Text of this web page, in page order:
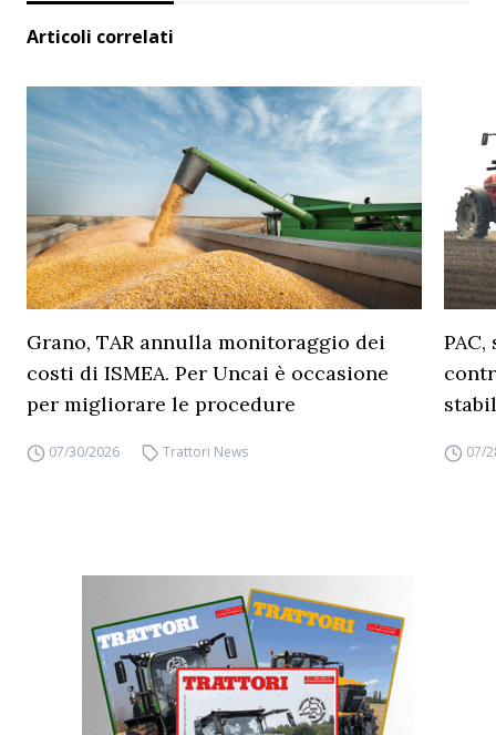
Articoli correlati
Grano, TAR annulla monitoraggio dei
costi di ISMEA. Per Uncai è occasione
per migliorare le procedure
07/30/2026 Trattori News 07/